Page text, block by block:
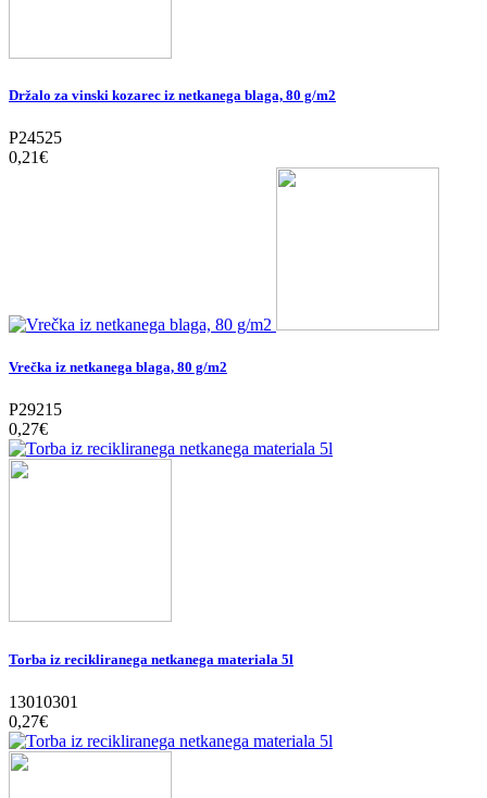
Držalo za vinski kozarec iz netkanega blaga, 80 g/m2
P24525
0,21‎€
Vrečka iz netkanega blaga, 80 g/m2
P29215
0,27‎€
Torba iz recikliranega netkanega materiala 5l
13010301
0,27‎€